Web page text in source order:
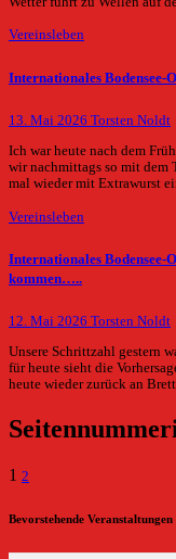
Vereinsleben
Internationales Bodensee-
13. Mai 2026 Torsten Noldt
Ich war heute nach dem
wir nachmittags so mit dem
mal wieder mit Extrawurst
Vereinsleben
Internationales Bodensee-
kommen…..
12. Mai 2026 Torsten Noldt
Unsere Schrittzahl gestern
für heute sieht die
heute wieder zurück an
1 2
Bevorstehende Veranstaltungen